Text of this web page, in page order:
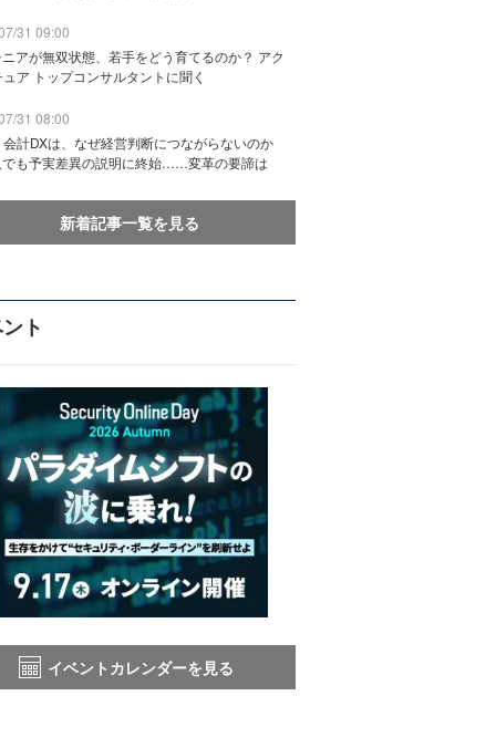
31 09:00
アが無双状態、若手をどう育てるのか？ アク
ア トップコンサルタントに聞く
31 08:00
会計DXは、なぜ経営判断につながらないのか
でも予実差異の説明に終始……変革の要諦は
新着記事一覧を見る
ト
イベントカレンダーを見る